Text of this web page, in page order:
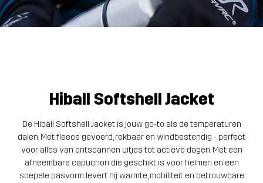
Hiball Softshell Jacket
De Hiball Softshell Jacket is jouw go-to als de temperaturen
dalen. Met fleece gevoerd, rekbaar en windbestendig - perfect
voor alles van ontspannen uitjes tot actieve dagen. Met een
afneembare capuchon die geschikt is voor helmen en een
soepele pasvorm levert hij warmte, mobiliteit en betrouwbare